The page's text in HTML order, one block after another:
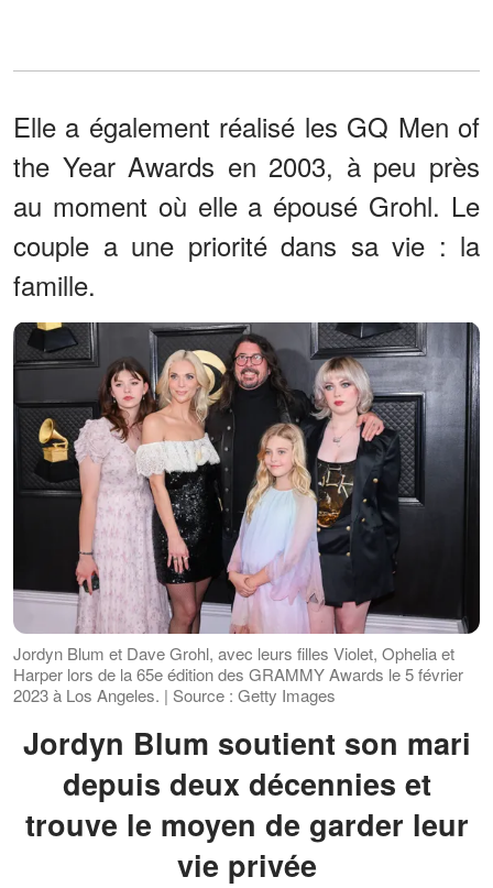
Elle a également réalisé les GQ Men of
the Year Awards en 2003, à peu près
au moment où elle a épousé Grohl. Le
couple a une priorité dans sa vie : la
famille.
Jordyn Blum et Dave Grohl, avec leurs filles Violet, Ophelia et
Harper lors de la 65e édition des GRAMMY Awards le 5 février
2023 à Los Angeles. | Source : Getty Images
Jordyn Blum soutient son mari
depuis deux décennies et
trouve le moyen de garder leur
vie privée